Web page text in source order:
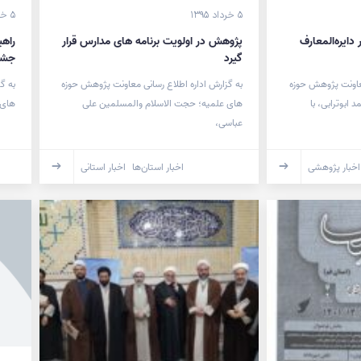
۸ اثر فاخر دایره‌المعارف
پژوهش حوزه
با
اخبار پژوهشی
۵ خرداد ۱۳۹۵
پژوهش در اولویت برنامه های مدارس قرار
گیرد
به گزارش اداره اطلاع رسانی معاونت پژوهش حوزه
های علمیه؛ حجت الاسلام والمسلمین علی
عباسی،
اخبار استان‌ها اخبار استانی
۵ خرداد ۱۳۹۵
به